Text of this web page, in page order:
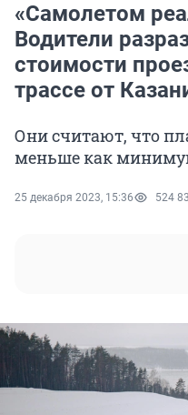
«Самолетом
Водители
стоимости
трассе от
Они считают, что
меньше как
25 декабря 2023, 15:36 524